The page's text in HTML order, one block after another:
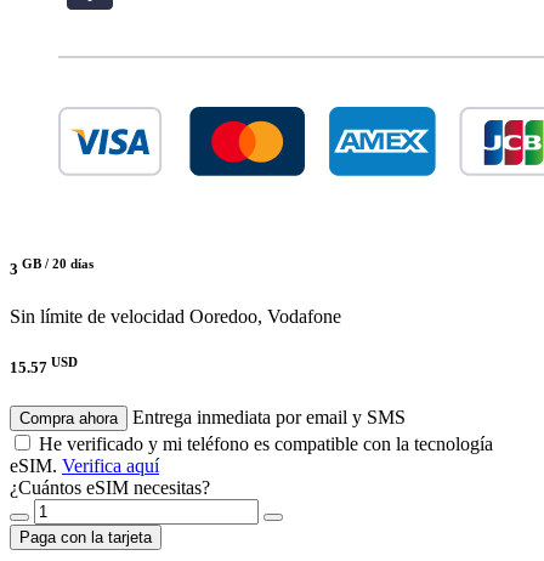
3 GB / 20 días
Sin límite de velocidad Ooredoo, Vodafone
15.57 USD
Compra ahora
Entrega inmediata por email y SMS
He verificado y mi teléfono es compatible con la tecnología
eSIM. Verifica aquí
¿Cuántos eSIM necesitas?
Paga con la tarjeta